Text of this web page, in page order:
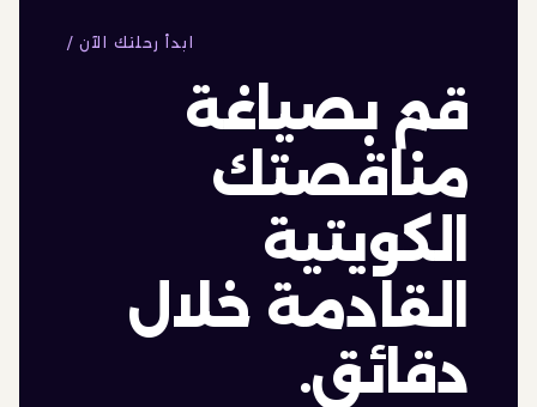
/ ابدأ رحلتك الآن
قم بصياغة
مناقصتك
الكويتية
القادمة خلال
دقائق.